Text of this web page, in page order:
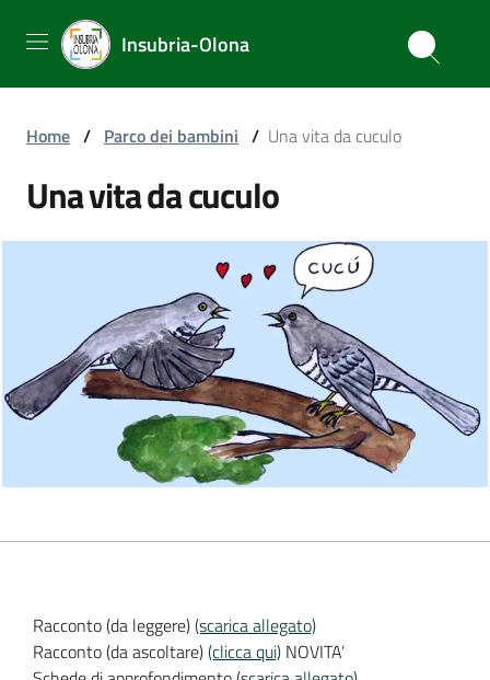
Insubria-Olona
Home / Parco dei bambini / Una vita da cuculo
Una vita da cuculo
Racconto (da leggere)(scarica allegato)
Racconto (da ascoltare)(clicca qui) NOVITA’